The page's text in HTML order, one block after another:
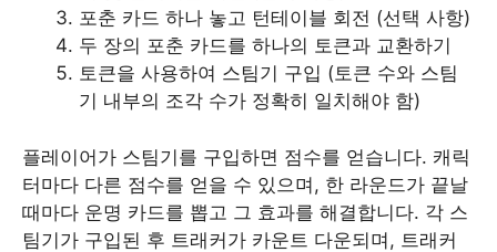
포춘 카드 하나 놓고 턴테이블 회전 (선택 사항)
두 장의 포춘 카드를 하나의 토큰과 교환하기
토큰을 사용하여 스팀기 구입 (토큰 수와 스팀
기 내부의 조각 수가 정확히 일치해야 함)
플레이어가 스팀기를 구입하면 점수를 얻습니다. 캐릭
터마다 다른 점수를 얻을 수 있으며, 한 라운드가 끝날
때마다 운명 카드를 뽑고 그 효과를 해결합니다. 각 스
팀기가 구입된 후 트래커가 카운트 다운되며, 트래커